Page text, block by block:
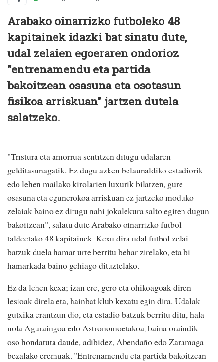
Arabako oinarrizko futboleko 48
kapitainek idazki bat sinatu dute,
udal zelaien egoeraren ondorioz
"entrenamendu eta partida
bakoitzean osasuna eta osotasun
fisikoa arriskuan" jartzen dutela
salatzeko.
"Tristura eta amorrua sentitzen ditugu udalaren
gelditasunagatik. Ez dugu azken belaunaldiko estadiorik
edo lehen mailako kirolarien luxurik bilatzen, gure
osasuna eta egunerokoa arriskuan ez jartzeko moduko
zelaiak baino ez ditugu nahi jokalekura salto egiten dugun
bakoitzean", salatu dute Arabako oinarrizko futbol
taldeetako 48 kapitainek. Kexu dira udal futbol zelai
batzuk duela hamar urte berritu behar zirelako, eta bi
hamarkada baino gehiago dituztelako.
Ez da lehen kexa; izan ere, gero eta ohikoagoak diren
lesioak direla eta, hainbat klub kexatu egin dira. Udalak
gutxika erantzun dio, eta estadio batzuk berritu ditu, hala
nola Aguraingoa edo Astronomoetakoa, baina oraindik
oso hondatuta daude, adibidez, Abendaño edo Zaramaga
bezalako eremuak. "Entrenamendu eta partida bakoitzean